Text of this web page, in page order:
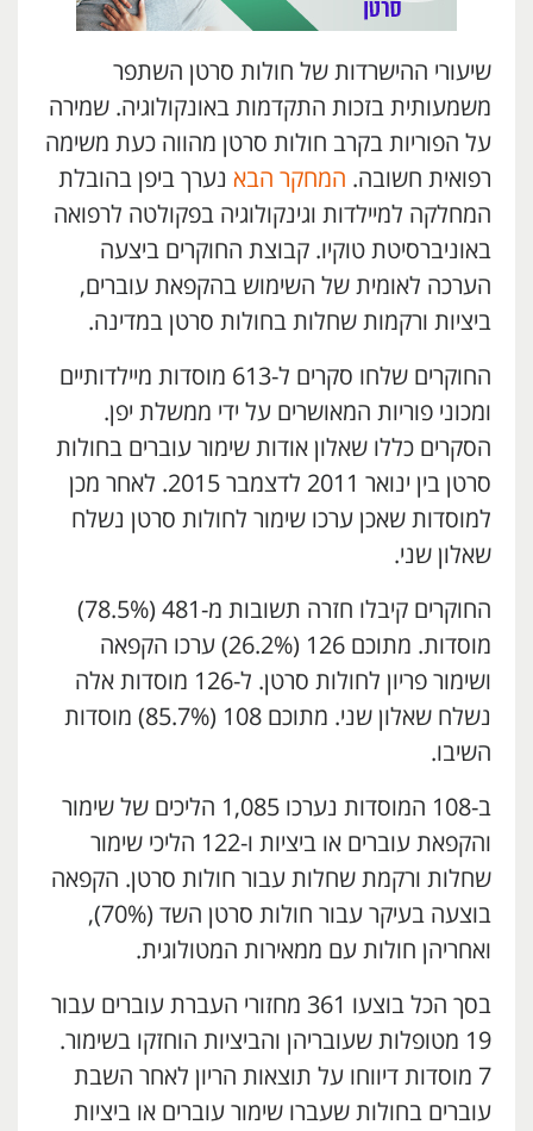
שיעורי ההישרדות של חולות סרטן השתפר
משמעותית בזכות התקדמות באונקולוגיה. שמירה
על הפוריות בקרב חולות סרטן מהווה כעת משימה
רפואית חשובה. המחקר הבא נערך ביפן בהובלת
המחלקה למיילדות וגינקולוגיה בפקולטה לרפואה
באוניברסיטת טוקיו. קבוצת החוקרים ביצעה
הערכה לאומית של השימוש בהקפאת עוברים,
ביציות ורקמות שחלות בחולות סרטן במדינה.
החוקרים שלחו סקרים ל-613 מוסדות מיילדותיים
ומכוני פוריות המאושרים על ידי ממשלת יפן.
הסקרים כללו שאלון אודות שימור עוברים בחולות
סרטן בין ינואר 2011 לדצמבר 2015. לאחר מכן
למוסדות שאכן ערכו שימור לחולות סרטן נשלח
שאלון שני.
החוקרים קיבלו חזרה תשובות מ-481 (78.5%)
מוסדות. מתוכם 126 (26.2%) ערכו הקפאה
ושימור פריון לחולות סרטן. ל-126 מוסדות אלה
נשלח שאלון שני. מתוכם 108 (85.7%) מוסדות
השיבו.
ב-108 המוסדות נערכו 1,085 הליכים של שימור
והקפאת עוברים או ביציות ו-122 הליכי שימור
שחלות ורקמת שחלות עבור חולות סרטן. הקפאה
בוצעה בעיקר עבור חולות סרטן השד (70%),
ואחריהן חולות עם ממאירות המטולוגית.
בסך הכל בוצעו 361 מחזורי העברת עוברים עבור
19 מטופלות שעובריהן והביציות הוחזקו בשימור.
7 מוסדות דיווחו על תוצאות הריון לאחר השבת
עוברים בחולות שעברו שימור עוברים או ביציות